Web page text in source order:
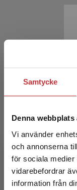
Samtycke
Denna
Vi använder
och annonserna
för sociala
vidarebefordrar
information från